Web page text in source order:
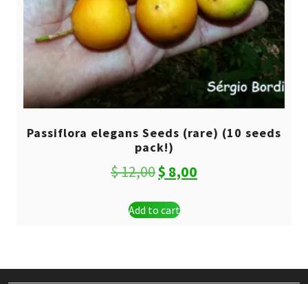
Passiflora elegans Seeds (rare) (10 seeds
pack!)
$12,00Original
was:
$ 8,00
Add to cart